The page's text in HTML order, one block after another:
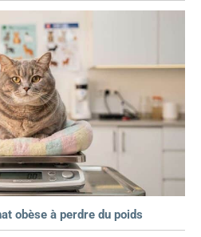
obèse à perdre du poids